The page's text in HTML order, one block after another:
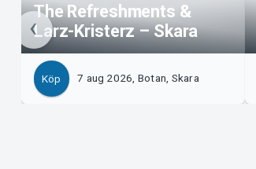
The Refreshments &
Larz-Kristerz – Skara
Köp 7 aug 2026, Botan, Skara